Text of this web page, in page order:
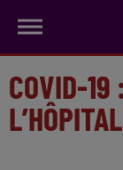
COVID-19